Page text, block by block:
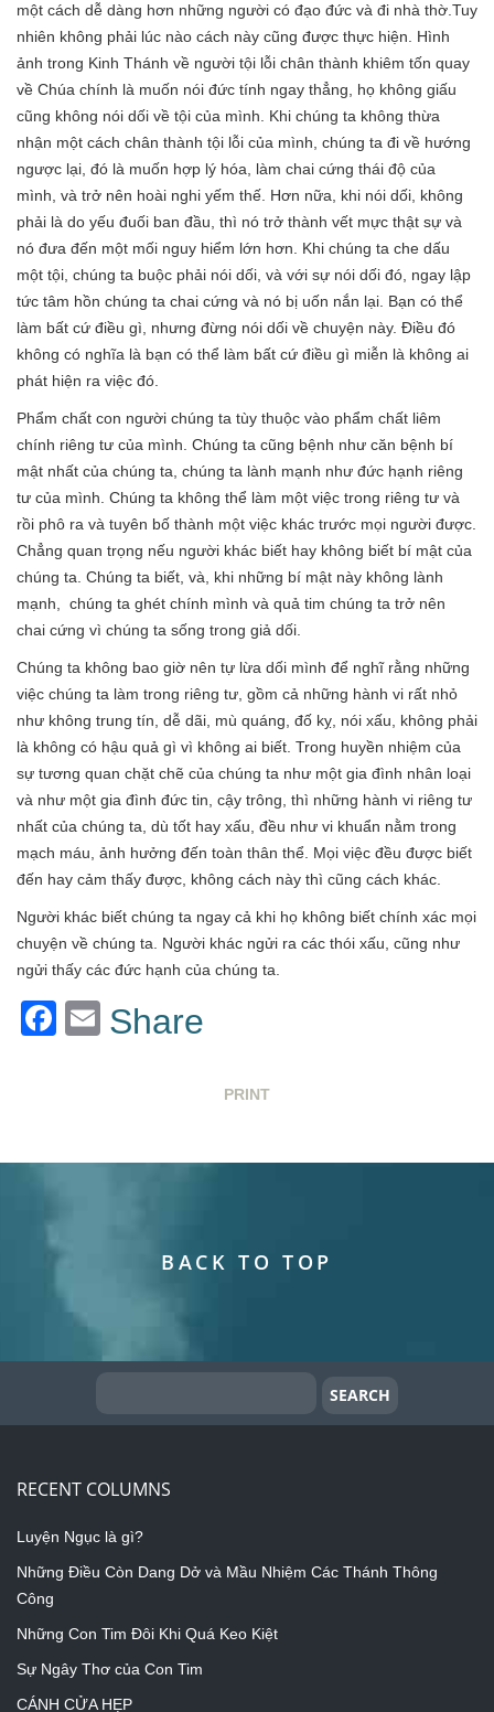
một cách dễ dàng hơn những người có đạo đức và đi nhà thờ.Tuy
nhiên không phải lúc nào cách này cũng được thực hiện. Hình
ảnh trong Kinh Thánh về người tội lỗi chân thành khiêm tốn quay
về Chúa chính là muốn nói đức tính ngay thẳng, họ không giấu
cũng không nói dối về tội của mình. Khi chúng ta không thừa
nhận một cách chân thành tội lỗi của mình, chúng ta đi về hướng
ngược lại, đó là muốn hợp lý hóa, làm chai cứng thái độ của
mình, và trở nên hoài nghi yếm thế. Hơn nữa, khi nói dối, không
phải là do yếu đuối ban đầu, thì nó trở thành vết mực thật sự và
nó đưa đến một mối nguy hiểm lớn hơn. Khi chúng ta che dấu
một tội, chúng ta buộc phải nói dối, và với sự nói dối đó, ngay lập
tức tâm hồn chúng ta chai cứng và nó bị uốn nắn lại. Bạn có thể
làm bất cứ điều gì, nhưng đừng nói dối về chuyện này. Điều đó
không có nghĩa là bạn có thể làm bất cứ điều gì miễn là không ai
phát hiện ra việc đó.
Phẩm chất con người chúng ta tùy thuộc vào phẩm chất liêm
chính riêng tư của mình. Chúng ta cũng bệnh như căn bệnh bí
mật nhất của chúng ta, chúng ta lành mạnh như đức hạnh riêng
tư của mình. Chúng ta không thể làm một việc trong riêng tư và
rồi phô ra và tuyên bố thành một việc khác trước mọi người được.
Chẳng quan trọng nếu người khác biết hay không biết bí mật của
chúng ta. Chúng ta biết, và, khi những bí mật này không lành
mạnh, chúng ta ghét chính mình và quả tim chúng ta trở nên
chai cứng vì chúng ta sống trong giả dối.
Chúng ta không bao giờ nên tự lừa dối mình để nghĩ rằng những
việc chúng ta làm trong riêng tư, gồm cả những hành vi rất nhỏ
như không trung tín, dễ dãi, mù quáng, đố kỵ, nói xấu, không phải
là không có hậu quả gì vì không ai biết. Trong huyền nhiệm của
sự tương quan chặt chẽ của chúng ta như một gia đình nhân loại
và như một gia đình đức tin, cậy trông, thì những hành vi riêng tư
nhất của chúng ta, dù tốt hay xấu, đều như vi khuẩn nằm trong
mạch máu, ảnh hưởng đến toàn thân thể. Mọi việc đều được biết
đến hay cảm thấy được, không cách này thì cũng cách khác.
Người khác biết chúng ta ngay cả khi họ không biết chính xác mọi
chuyện về chúng ta. Người khác ngửi ra các thói xấu, cũng như
ngửi thấy các đức hạnh của chúng ta.
Facebook
Email
Share
PRINT
BACK TO TOP
RECENT COLUMNS
Luyện Ngục là gì?
Những Điều Còn Dang Dở và Mầu Nhiệm Các Thánh Thông
Công
Những Con Tim Đôi Khi Quá Keo Kiệt
Sự Ngây Thơ của Con Tim
CÁNH CỬA HẸP